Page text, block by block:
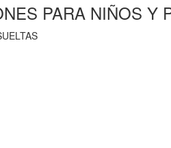
PARA NIÑOS Y